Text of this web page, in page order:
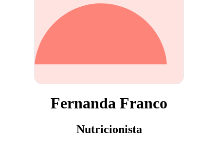
Fernanda Franco
Nutricionista